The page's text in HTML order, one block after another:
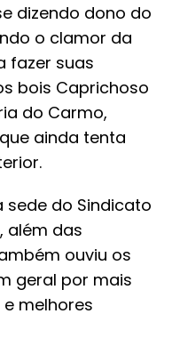
dizendo dono do
o clamor da
fazer suas
bois Caprichoso
do Carmo,
ainda tenta
do Sindicato
além das
ouviu os
geral por mais
melhores